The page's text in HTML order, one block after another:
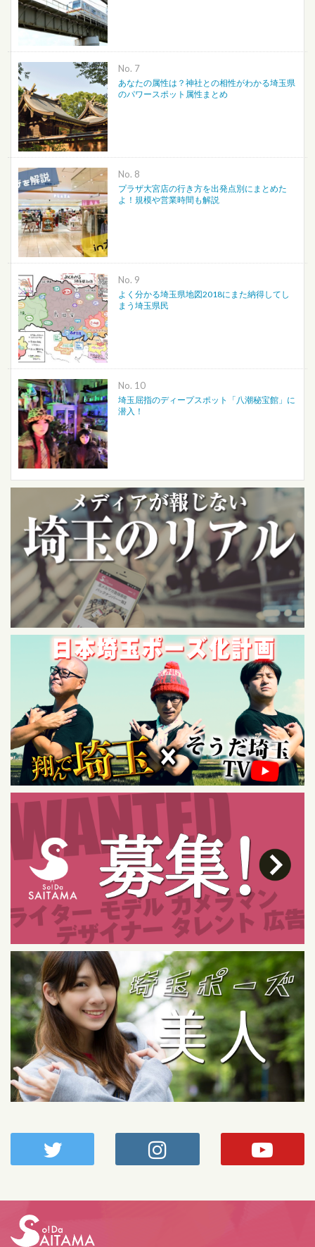
No.
あなたの属性は？神社との相性がわかる埼玉県
のパワースポット属性まとめ
No.
プラザ大宮店の行き方を出発点別にまとめた
よ！規模や営業時間も解説
No.
よく分かる埼玉県地図2018にまた納得してし
まう埼玉県民
No.
埼玉屈指のディープスポット「八潮秘宝館」に
潜入！